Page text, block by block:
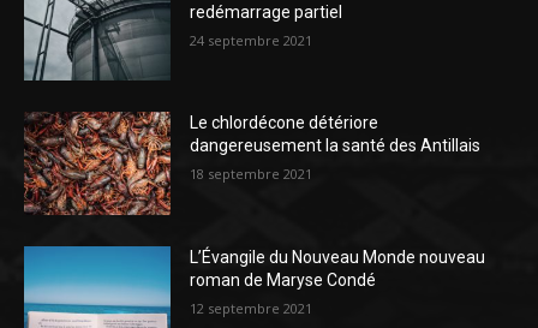
redémarrage partiel
24 septembre 2021
Le chlordécone détériore
dangereusement la santé des Antillais
18 septembre 2021
L’Évangile du Nouveau Monde nouveau
roman de Maryse Condé
12 septembre 2021